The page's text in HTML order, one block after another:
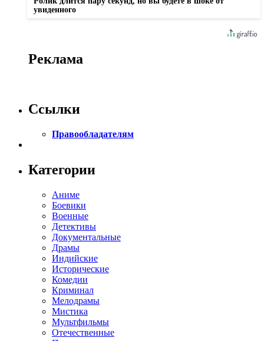
увиденного
Реклама
Ссылки
Правообладателям
Категории
Аниме
Боевики
Военные
Детективы
Документальные
Драмы
Индийские
Исторические
Комедии
Криминал
Мелодрамы
Мистика
Мультфильмы
Отечественные